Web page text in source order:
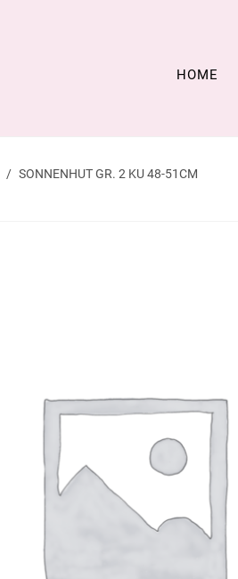
HOME
SONNENHUT GR. 2 KU 48-51CM